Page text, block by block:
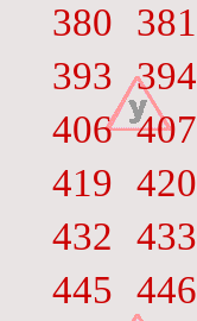
380
381
393 394
406 407
419 420
432
433
445 446